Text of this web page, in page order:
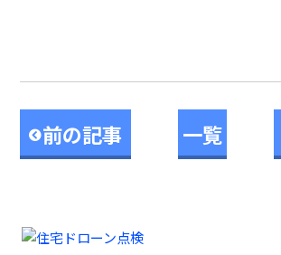
前の記事 一覧